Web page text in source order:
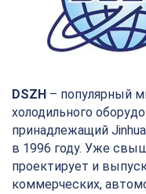
DSZH – популярный
холодильного
принадлежащий Jinhua
в 1996 году. Уже
проектирует и
коммерческих,